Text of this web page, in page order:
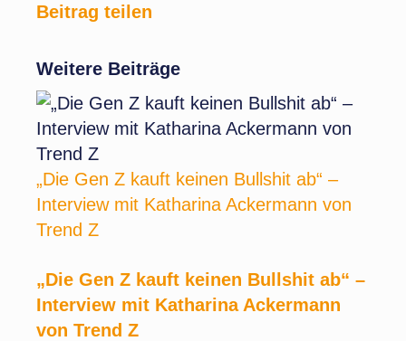
Beitrag teilen
Weitere Beiträge
„Die Gen Z kauft keinen Bullshit ab“ –
Interview mit Katharina Ackermann von
Trend Z
„Die Gen Z kauft keinen Bullshit ab“ –
Interview mit Katharina Ackermann
von Trend Z